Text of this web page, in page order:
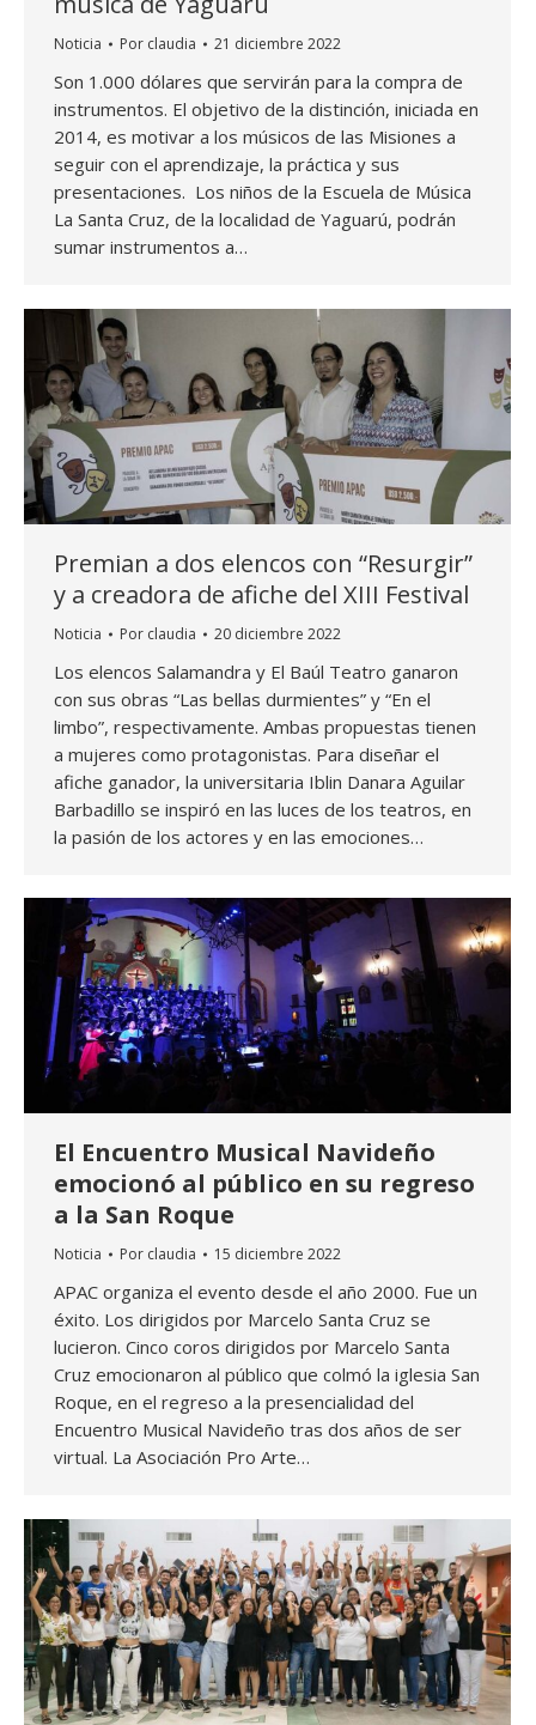
Noticia Por claudia 21 diciembre 2022
Son 1.000 dólares que servirán para la compra de
instrumentos. El objetivo de la distinción, iniciada en
2014, es motivar a los músicos de las Misiones a
seguir con el aprendizaje, la práctica y sus
presentaciones. Los niños de la Escuela de Música
La Santa Cruz, de la localidad de Yaguarú, podrán
sumar instrumentos a…
Premian a dos elencos con “Resurgir”
y a creadora de afiche del XIII Festival
Noticia Por claudia 20 diciembre 2022
Los elencos Salamandra y El Baúl Teatro ganaron
con sus obras “Las bellas durmientes” y “En el
limbo”, respectivamente. Ambas propuestas tienen
a mujeres como protagonistas. Para diseñar el
afiche ganador, la universitaria Iblin Danara Aguilar
Barbadillo se inspiró en las luces de los teatros, en
la pasión de los actores y en las emociones…
El Encuentro Musical Navideño
emocionó al público en su regreso
a la San Roque
Noticia Por claudia 15 diciembre 2022
APAC organiza el evento desde el año 2000. Fue un
éxito. Los dirigidos por Marcelo Santa Cruz se
lucieron. Cinco coros dirigidos por Marcelo Santa
Cruz emocionaron al público que colmó la iglesia San
Roque, en el regreso a la presencialidad del
Encuentro Musical Navideño tras dos años de ser
virtual. La Asociación Pro Arte…